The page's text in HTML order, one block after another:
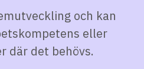
och kan
eller
där det behövs.